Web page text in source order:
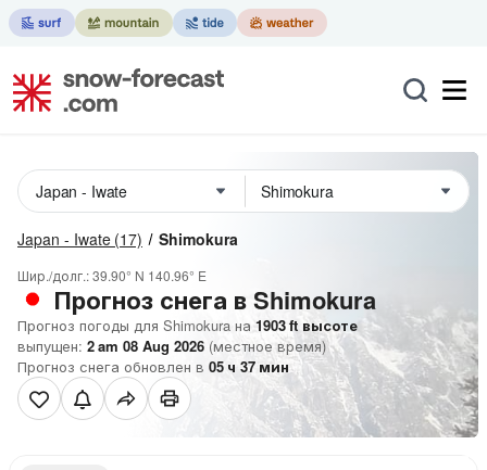
Japan - Iwate (17) Shimokura
Шир./долг.:39.90° N 140.96° E
Прогноз снега в Shimokura
Прогноз погоды для Shimokura на 1903ftвысоте
выпущен: 2 am 08 Aug 2026 (местное время)
Прогноз снега обновлен в 05 ч 37 мин